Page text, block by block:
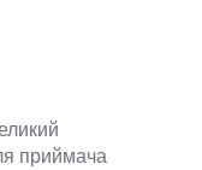
приймача